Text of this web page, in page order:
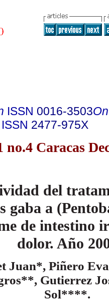
ISSN 0016-3503
ISSN 2477-975X
no.4 Caracas
del
gaba a
de intestino
dolor. Año
Juan*, Piñero
Gutierrez
Sol****.